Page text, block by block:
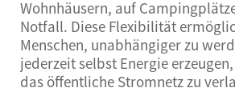
Wohnhäusern, auf
Notfall. Diese Flexibilität
Menschen, unabhängiger zu
jederzeit selbst Energie
das öffentliche Stromnetz zu